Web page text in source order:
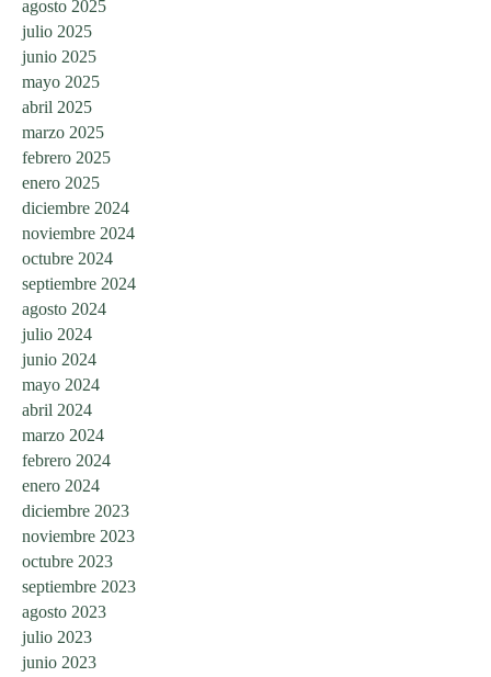
agosto 2025
julio 2025
junio 2025
mayo 2025
abril 2025
marzo 2025
febrero 2025
enero 2025
diciembre 2024
noviembre 2024
octubre 2024
septiembre 2024
agosto 2024
julio 2024
junio 2024
mayo 2024
abril 2024
marzo 2024
febrero 2024
enero 2024
diciembre 2023
noviembre 2023
octubre 2023
septiembre 2023
agosto 2023
julio 2023
junio 2023